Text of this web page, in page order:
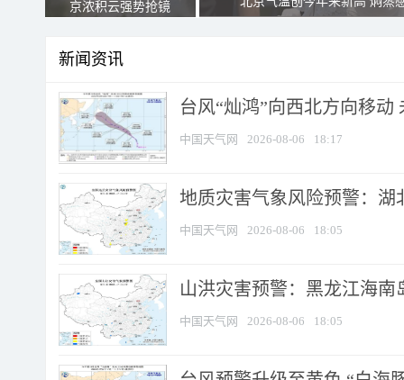
京浓积云强势抢镜
新闻资讯
台风“灿鸿”向西北方向移动
中国天气网 2026-08-06 18:17
地质灾害气象风险预警：湖
中国天气网 2026-08-06 18:05
山洪灾害预警：黑龙江海
中国天气网 2026-08-06 18:05